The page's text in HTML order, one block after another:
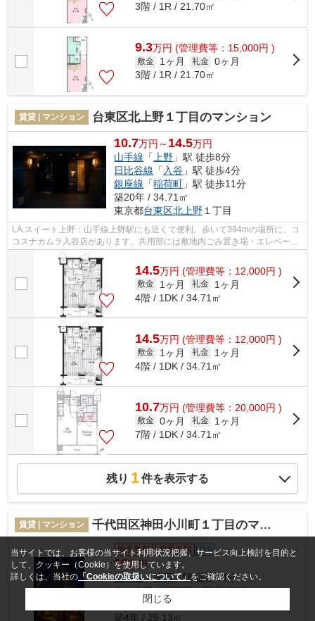
3階 / 1R / 21.70㎡
9.3万円 (管理費等：15,000円 )
敷金 1ヶ月 礼金 0ヶ月
3階 / 1R / 21.70㎡
賃貸 | マンション 台東区北上野１丁目のマンション
10.7万円～ 14.5万円
山手線 「上野 」駅 徒歩8分
日比谷線 「 入谷 」駅 徒歩4分
銀座線 「稲荷町 」駅 徒歩11分
築20年 / 34.71㎡
東京都台東区北上野１丁目
LA.スイート上野：山手線上野駅にも近くて便利。歩いて394mの場所に、コ
コスナカムラ入谷店があります。共用部には敷地内ごみ置き場・エレベータ
などが備わっておりとても充実していま...
14.5万円 (管理費等：12,000円 )
敷金 1ヶ月 礼金
1ヶ月
4階 / 1DK / 34.71㎡
14.5万円 (管理費等：12,000円 )
敷金 1ヶ月 礼金
1ヶ月
4階 / 1DK / 34.71㎡
10.7万円 (管理費等：20,000円 )
敷金 0ヶ月 礼金
1ヶ月
7階 / 1DK / 34.71㎡
残り 1件を表示する
賃貸 | マンション 千代田区神田小川町１丁目のマンション
仲手無料 仲手半額 礼0
16万円
山手線「神田」駅 徒歩10分
丸ノ内線「淡路町」駅 徒歩1分
都営新宿線「
築4年 / 25.13㎡
当サイトでは、お客様の当サイト利用状況把握、サービス向上検討を目的と
して、クッキー（Cookie）を使用しています。
詳しくは、当社の 「Cookieの取扱いについて」をご確認ください。
閉じる